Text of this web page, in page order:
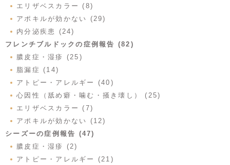
エリザベスカラー (8)
アポキルが効かない (29)
内分泌疾患 (24)
フレンチブルドックの症例報告 (82)
膿皮症・湿疹 (25)
脂漏症 (14)
アトピー・アレルギー (40)
心因性（舐め癖・噛む・掻き壊し） (25)
エリザベスカラー (7)
アポキルが効かない (12)
シーズーの症例報告 (47)
膿皮症・湿疹 (2)
アトピー・アレルギー (21)